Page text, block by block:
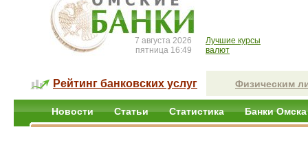
7 августа 2026
пятница 16:49
Лучшие курсы
валют
Рейтинг банковских услуг Физическим
Новости Статьи Статистика Банки Омска